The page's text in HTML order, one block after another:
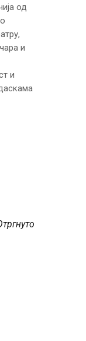
од
и
и